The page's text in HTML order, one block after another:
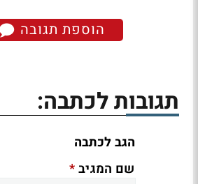
הוספת תגובה
תגובות לכתבה:
הגב לכתבה
שם המגיב*